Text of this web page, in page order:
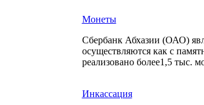
Монеты
Сбербанк Абхазии (ОАО)
осуществляются как с
реализовано более1,5 тыс.
Инкассация